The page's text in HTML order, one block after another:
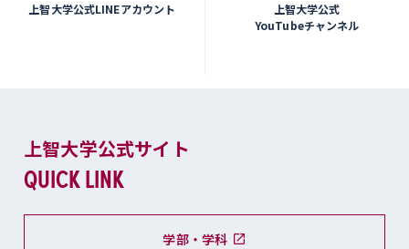
上智大学公式LINEアカウント
上智大学公式
YouTubeチャンネル
上智大学公式サイト
QUICK LINK
学部・学科